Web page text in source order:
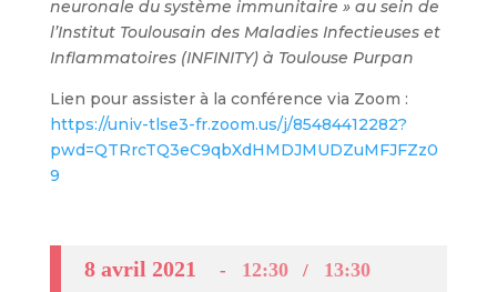
neuronale du système immunitaire » au sein de
l’Institut Toulousain des Maladies Infectieuses et
Inflammatoires (INFINITY) à Toulouse Purpan
Lien pour assister à la conférence via Zoom :
https://univ-tlse3-fr.zoom.us/j/85484412282?
pwd=QTRrcTQ3eC9qbXdHMDJMUDZuMFJFZz0
9
8 avril 2021 12:30 13:30